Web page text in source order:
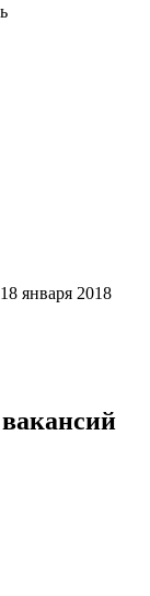
18 января 2018